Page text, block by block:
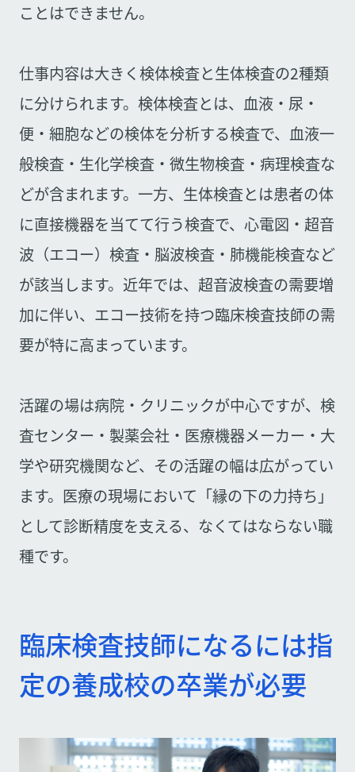
ことはできません。
仕事内容は大きく検体検査と生体検査の2種類
に分けられます。検体検査とは、血液・尿・
便・細胞などの検体を分析する検査で、血液一
般検査・生化学検査・微生物検査・病理検査な
どが含まれます。一方、生体検査とは患者の体
に直接機器を当てて行う検査で、心電図・超音
波（エコー）検査・脳波検査・肺機能検査など
が該当します。近年では、超音波検査の需要増
加に伴い、エコー技術を持つ臨床検査技師の需
要が特に高まっています。
活躍の場は病院・クリニックが中心ですが、検
査センター・製薬会社・医療機器メーカー・大
学や研究機関など、その活躍の幅は広がってい
ます。医療の現場において「縁の下の力持ち」
として診断精度を支える、なくてはならない職
種です。
臨床検査技師になるには指
定の養成校の卒業が必要